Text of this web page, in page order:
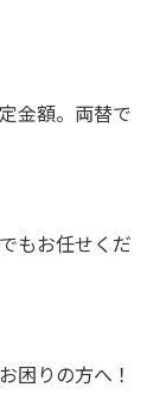
金額。両替で
もお任せくだ
困りの方へ！